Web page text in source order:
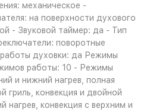
механическое -
на поверхности духового
- Звуковой таймер: да - Тип
поворотные
духовки: да Режимы
работы: 10 - Режимы
и нижний нагрев, полная
гриль, конвекция и двойной
нагрев, конвекция с верхним и